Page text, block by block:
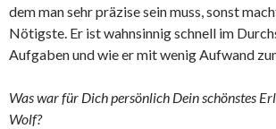
dem man sehr präzise sein muss, sonst
Nötigste. Er ist wahnsinnig schnell im
Aufgaben und wie er mit wenig Aufwand
Was war für Dich persönlich Dein schönstes
Wolf?